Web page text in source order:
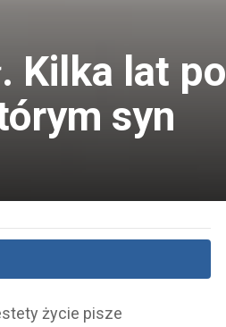
Kilka lat po
syn
życie pisze